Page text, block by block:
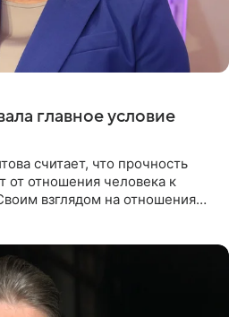
главное условие
считает, что прочность
от отношения человека к
взглядом на отношения